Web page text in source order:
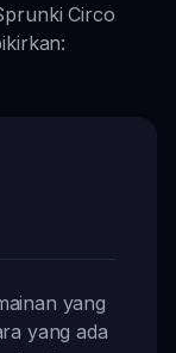
Circo
yang
yang ada